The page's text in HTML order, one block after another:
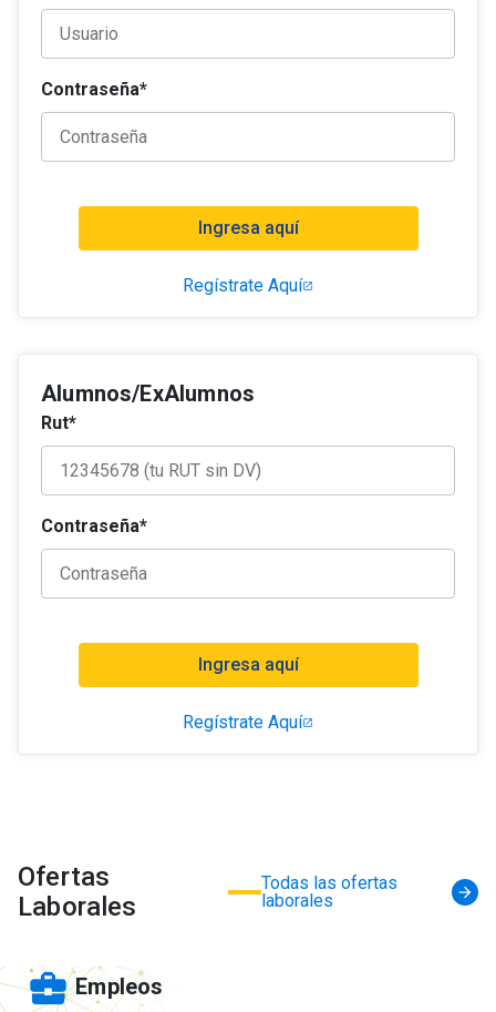
Contacto
Contraseña*
Ingresa aquí
Regístrate Aquí
Alumnos/ExAlumnos
Rut*
Contraseña*
Ingresa aquí
Regístrate Aquí
Ofertas
Laborales
Todas las ofertas
laborales
arrow_forward
business_centerEmpleos